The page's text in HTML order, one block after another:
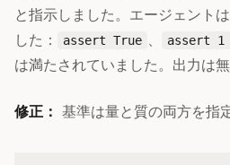
と指示しました。エージェント
した：
assert True assert 1
は満たされていました。出力は無
修正： 基準は量と質の両方を指